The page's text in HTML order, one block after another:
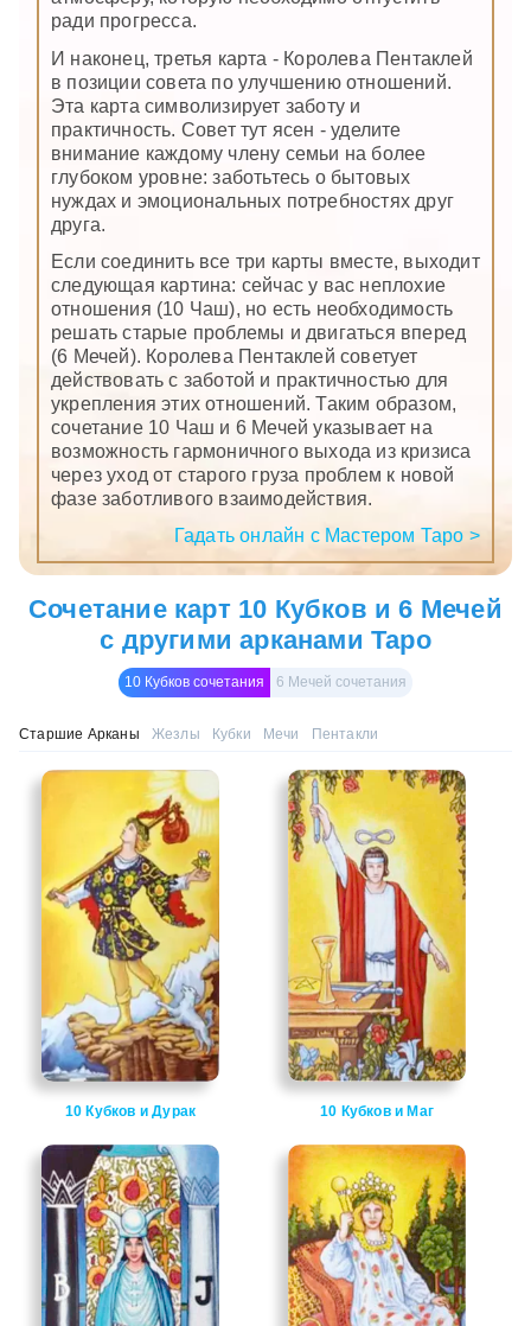
ради прогресса.
И наконец, третья карта - Королева Пентаклей
в позиции совета по улучшению отношений.
Эта карта символизирует заботу и
практичность. Совет тут ясен - уделите
внимание каждому члену семьи на более
глубоком уровне: заботьтесь о бытовых
нуждах и эмоциональных потребностях друг
друга.
Если соединить все три карты вместе, выходит
следующая картина: сейчас у вас неплохие
отношения (10 Чаш), но есть необходимость
решать старые проблемы и двигаться вперед
(6 Мечей). Королева Пентаклей советует
действовать с заботой и практичностью для
укрепления этих отношений. Таким образом,
сочетание 10 Чаш и 6 Мечей указывает на
возможность гармоничного выхода из кризиса
через уход от старого груза проблем к новой
фазе заботливого взаимодействия.
Гадать онлайн с Мастером Таро >
Сочетание карт 10 Кубков и 6 Мечей
с другими арканами Таро
10 Кубков сочетания 6 Мечей сочетания
Старшие Арканы Жезлы Кубки Мечи Пентакли
10 Кубков и Дурак 10 Кубков и Маг